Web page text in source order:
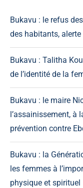
Bukavu : le refus
des habitants,
Bukavu : Talitha
de l’identité de la
Bukavu : le maire
l’assainissement, à
prévention contre
Bukavu : la
les femmes à
physique et spirituel